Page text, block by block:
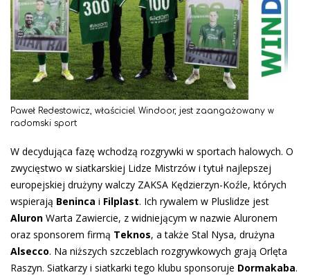
Paweł Redestowicz, właściciel Windoor, jest zaangażowany w
radomski sport
W decydująca fazę wchodzą rozgrywki w sportach halowych. O
zwycięstwo w siatkarskiej Lidze Mistrzów i tytuł najlepszej
europejskiej drużyny walczy ZAKSA Kędzierzyn-Koźle, których
wspierają Beninca i Filplast. Ich rywalem w Pluslidze jest
Aluron Warta Zawiercie, z widniejącym w nazwie Aluronem
oraz sponsorem firmą Teknos, a także Stal Nysa, drużyna
Alsecco. Na niższych szczeblach rozgrywkowych grają Orlęta
Raszyn. Siatkarzy i siatkarki tego klubu sponsoruje Dormakaba.